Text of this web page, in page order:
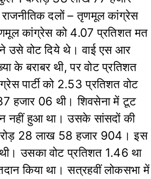
दलों – तृणमूल कांग्रेस
कांग्रेस को 4.07 प्रतिशत मत
वोट दिये थे। वाई एस आर
के बराबर थी, पर वोट प्रतिशत
पार्टी को 2.53 प्रतिशत वोट
हजार 06 थी। शिवसेना में टूट
नहीं हुआ था। उसके सांसदों की
28 लाख 58 हजार 904। इस
उसका वोट प्रतिशत 1.46 था
किया था। सत्रहवीं लोकसभा में